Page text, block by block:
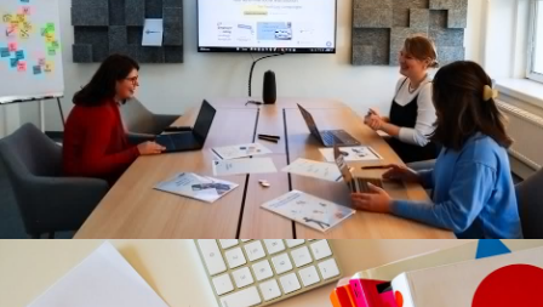
Een diepgaande duik in de wereld van de
Waterhoorn